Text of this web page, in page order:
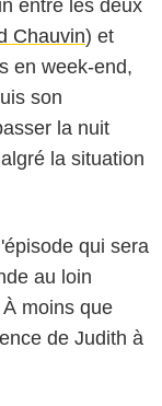
entre les deux
Chauvin) et
en week-end,
son
la nuit
la situation
qui sera
au loin
moins que
de Judith à